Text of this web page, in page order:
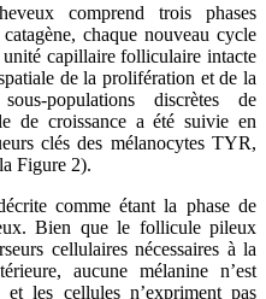
comprend trois phases
chaque nouveau cycle
unité capillaire folliculaire intacte
de la prolifération et de la
populations discrètes de
de croissance a été suivie en
clés des mélanocytes TYR,
Figure 2).
comme étant la phase de
Bien que le follicule pileux
cellulaires nécessaires à la
aucune mélanine n’est
les cellules n’expriment pas